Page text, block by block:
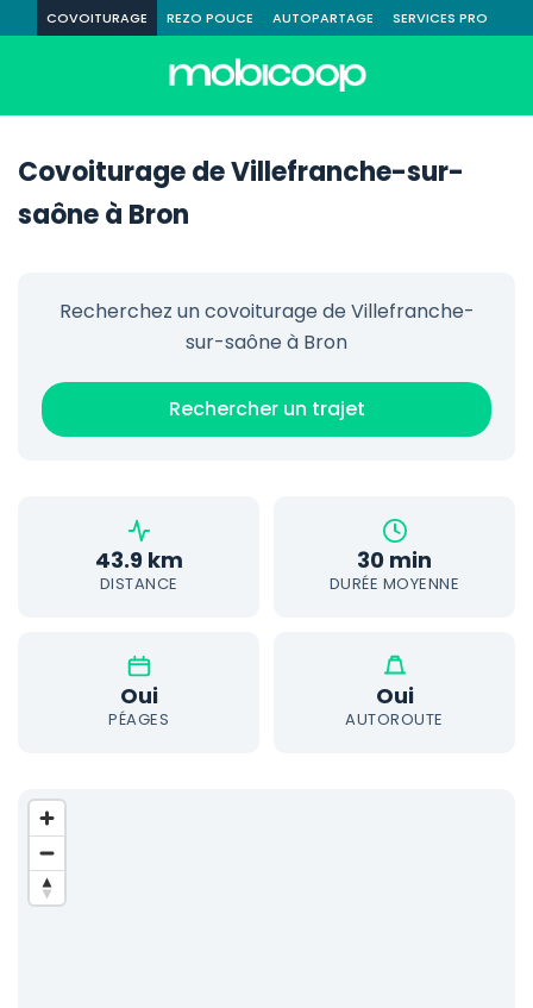
COVOITURAGE REZO POUCE AUTOPARTAGE SERVICES PRO
Covoiturage de Villefranche-sur-
saône à Bron
Recherchez un covoiturage de Villefranche-
sur-saône à Bron
Rechercher un trajet
43.9 km
DISTANCE
30 min
DURÉE MOYENNE
Oui
PÉAGES
Oui
AUTOROUTE